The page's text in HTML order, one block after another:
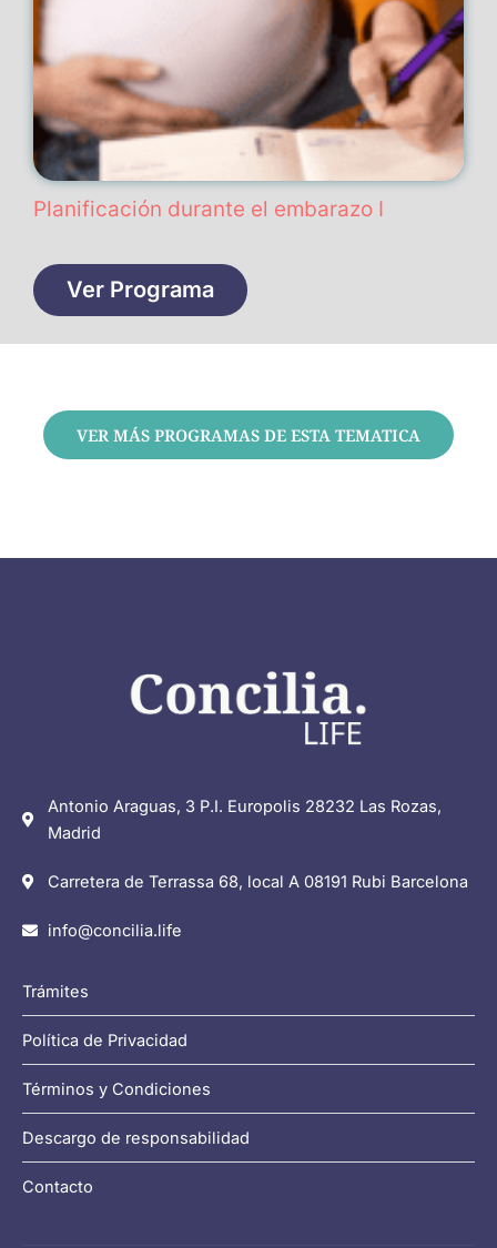
Planificación durante el embarazo I
Ver Programa
VER MÁS PROGRAMAS DE ESTA TEMATICA
Antonio Araguas, 3 P.I. Europolis 28232 Las Rozas,
Madrid
Carretera de Terrassa 68, local A 08191 Rubi Barcelona
info@concilia.life
Trámites
Política de Privacidad
Términos y Condiciones
Descargo de responsabilidad
Contacto